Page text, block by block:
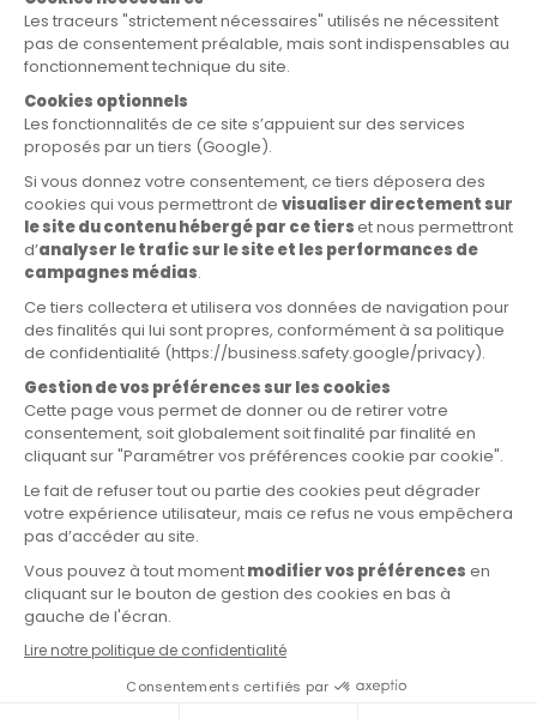
17 quai Joseph Gilet
69004 Lyon
solarhona.fr
Immeuble Infiny
34170 Castelnau-Le-Lez
vensolair.fr
A propos
Enjeux et Stratégie
Engagements
Rejoignez-nous
Actualités
Appels à manifestation d’intérêt
Documentation
Vidéothèque
Portail achats
Portail CNR
Notre écosystème de sites
Politique cookiesLancer une alerte
Ce site est hébergé dans un green data center français et il a été éco-